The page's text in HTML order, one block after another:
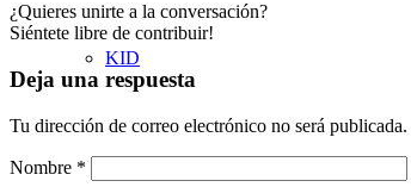
KID
¿Quieres unirte a la conversación?
Siéntete libre de contribuir!
Deja una respuesta
Tu dirección de correo electrónico no será publicada.
Nombre *